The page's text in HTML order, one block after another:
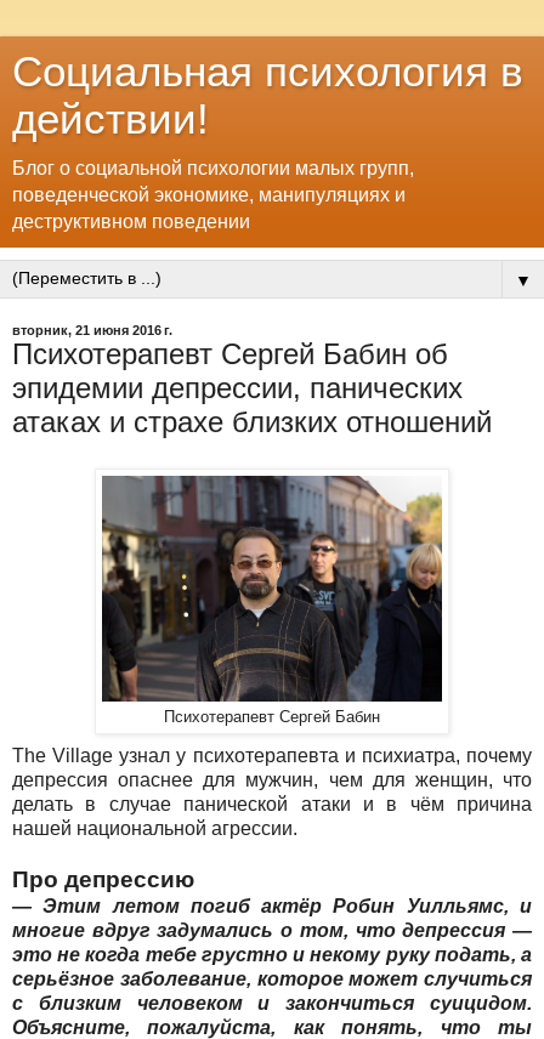
Социальная психология в
действии!
Блог о социальной психологии малых групп,
поведенческой экономике, манипуляциях и
деструктивном поведении
▼
вторник, 21 июня 2016 г.
Психотерапевт Сергей Бабин об
эпидемии депрессии, панических
атаках и страхе близких отношений
Психотерапевт Сергей Бабин
The Village узнал у психотерапевта и психиатра, почему
депрессия опаснее для мужчин, чем для женщин, что
делать в случае панической атаки и в чём причина
нашей национальной агрессии.
Про депрессию
— Этим летом погиб актёр Робин Уилльямс, и
многие вдруг задумались о том, что депрессия —
это не когда тебе грустно и некому руку подать, а
серьёзное заболевание, которое может случиться
с близким человеком и закончиться суицидом.
Объясните, пожалуйста, как понять, что ты